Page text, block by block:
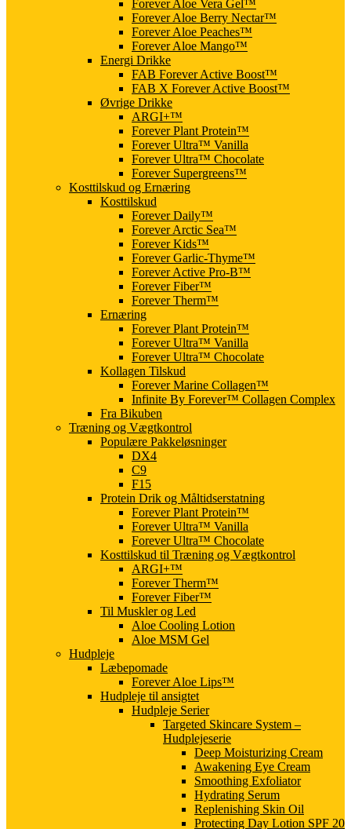
Forever Aloe Vera Gel™
Forever Aloe Berry Nectar™
Forever Aloe Peaches™
Forever Aloe Mango™
Energi Drikke
FAB Forever Active Boost™
FAB X Forever Active Boost™
Øvrige Drikke
ARGI+™
Forever Plant Protein™
Forever Ultra™ Vanilla
Forever Ultra™ Chocolate
Forever Supergreens™
Kosttilskud og Ernæring
Kosttilskud
Forever Daily™
Forever Arctic Sea™
Forever Kids™
Forever Garlic-Thyme™
Forever Active Pro-B™
Forever Fiber™
Forever Therm™
Ernæring
Forever Plant Protein™
Forever Ultra™ Vanilla
Forever Ultra™ Chocolate
Kollagen Tilskud
Forever Marine Collagen™
Infinite By Forever™ Collagen Complex
Fra Bikuben
Træning og Vægtkontrol
Populære Pakkeløsninger
DX4
C9
F15
Protein Drik og Måltidserstatning
Forever Plant Protein™
Forever Ultra™ Vanilla
Forever Ultra™ Chocolate
Kosttilskud til Træning og Vægtkontrol
ARGI+™
Forever Therm™
Forever Fiber™
Til Muskler og Led
Aloe Cooling Lotion
Aloe MSM Gel
Hudpleje
Læbepomade
Forever Aloe Lips™
Hudpleje til ansigtet
Hudpleje Serier
Targeted Skincare System –
Hudplejeserie
Deep Moisturizing Cream
Awakening Eye Cream
Smoothing Exfoliator
Hydrating Serum
Replenishing Skin Oil
Protecting Day Lotion SPF 20